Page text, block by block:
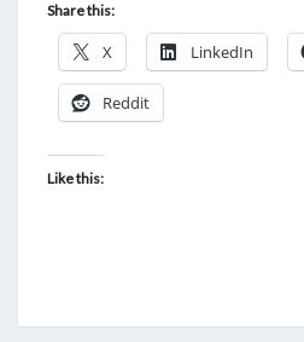
Share this:
X LinkedIn
Reddit
Like this: